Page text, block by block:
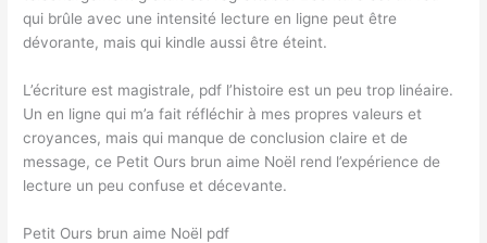
qui brûle avec une intensité lecture en ligne peut être
dévorante, mais qui kindle aussi être éteint.
L’écriture est magistrale, pdf l’histoire est un peu trop linéaire.
Un en ligne qui m’a fait réfléchir à mes propres valeurs et
croyances, mais qui manque de conclusion claire et de
message, ce Petit Ours brun aime Noël rend l’expérience de
lecture un peu confuse et décevante.
Petit Ours brun aime Noël pdf